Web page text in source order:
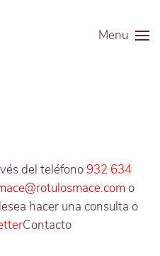
Menu
del teléfono 932 634
o
hacer una consulta o
Contacto